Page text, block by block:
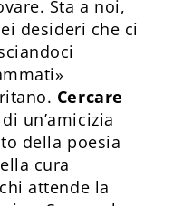
Sta a noi,
desideri che ci
Cercare
un’amicizia
della poesia
cura
attende la